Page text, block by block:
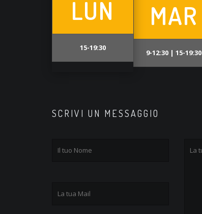
LUN
15-19:30
MAR
9-12:30 | 15-19:30
SCRIVI UN MESSAGGIO